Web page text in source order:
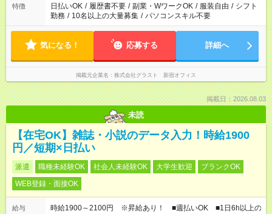
特徴 日払いOK / 履歴書不要 / 副業・WワークOK / 服装自由 / シフト
勤務 / 10名以上の大量募集 / パソコンスキル不要
気になる！ 応募する 詳細へ
掲載元企業名 株式会社グラスト 新宿オフィス
掲載日：2026.08.03
未読
【在宅OK】雑誌・小説のデータ入力！時給1900
円／短期×日払い
派遣 職種未経験OK 社会人未経験OK 大学生歓迎
ブランクOK
WEB登録・面接OK
給与
時給1900～2100円 ※昇給あり！ ■週払いOK ■1日6h以上の